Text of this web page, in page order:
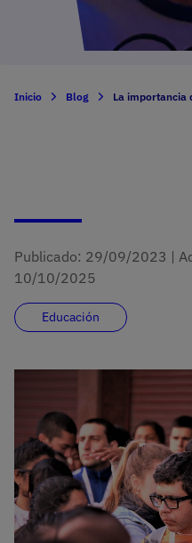
Inicio Blog La importancia
Publicado: 29/09/2023 |
10/10/2025
Educación